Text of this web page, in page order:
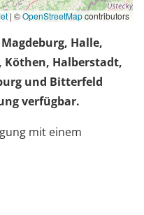
| ©OpenStreetMapcontributors
Halle,
Köthen, Halberstadt,
und Bitterfeld
verfügbar.
mit einem